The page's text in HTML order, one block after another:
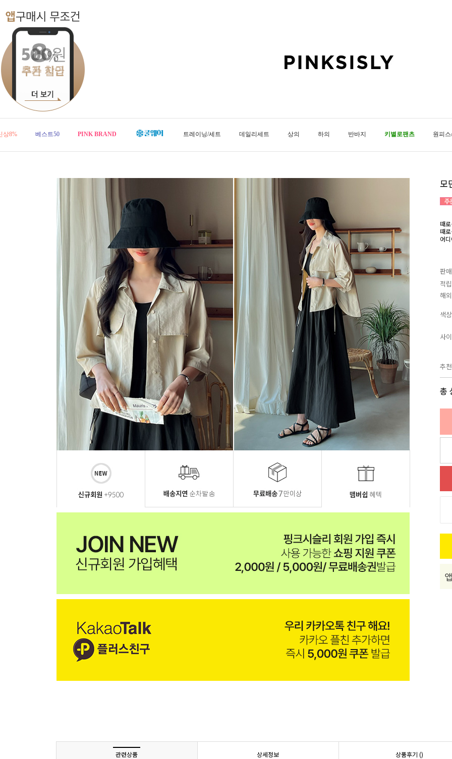
상8% 베스트50 PINK BRAND 트레이닝/세트 데일리세트 상의 하의 반바지 키별로팬츠 원피
모
때
때
어
판
적
해
색상
사
추
총
관련상품 상세정보 상품후기 ()